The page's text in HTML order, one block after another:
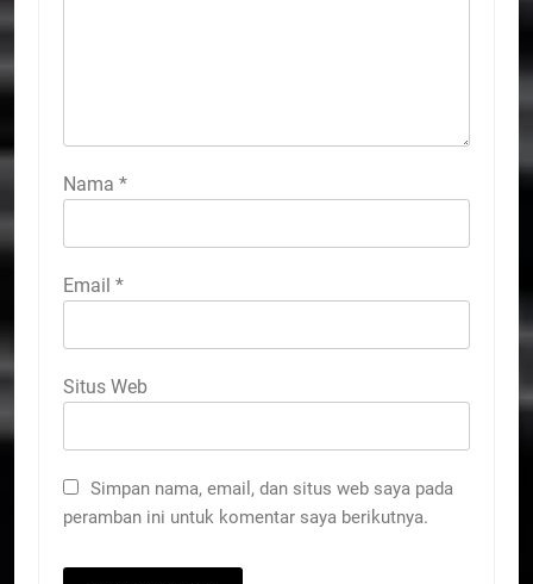
Nama *
Email *
Situs Web
Simpan nama, email, dan situs web saya pada
peramban ini untuk komentar saya berikutnya.